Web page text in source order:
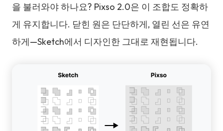
을 불러와야 하나요? Pixso 2.0은 이 조합도 정확하
게 유지합니다. 닫힌 원은 단단하게, 열린 선은 유연
하게—Sketch에서 디자인한 그대로 재현됩니다.